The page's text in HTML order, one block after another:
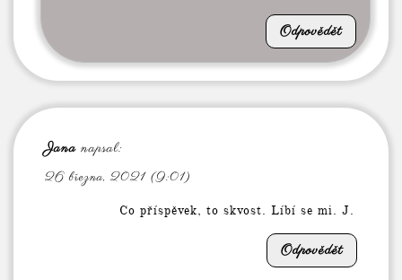
Odpovědět
Jana napsal:
26 března, 2021 (9:01)
Co příspěvek, to skvost. Líbí se mi. J.
Odpovědět